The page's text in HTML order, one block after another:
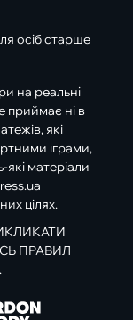
осіб старше
на реальні
приймає ні в
які
іграми,
матеріали
цілях.
ПРАВИЛ